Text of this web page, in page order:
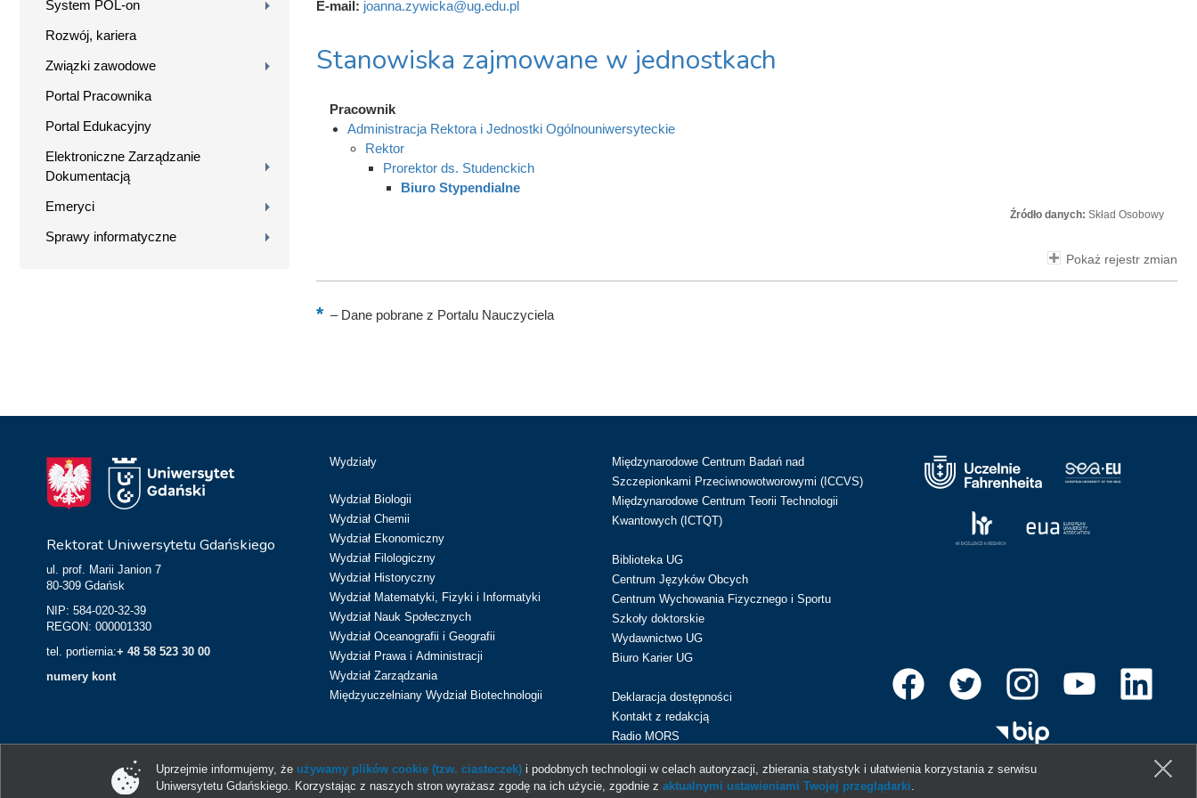
System POL-on
Rozwój, kariera
Związki zawodowe
Portal Pracownika
Portal Edukacyjny
Elektroniczne Zarządzanie
Dokumentacją
Emeryci
Sprawy informatyczne
E-mail: joanna.zywicka@ug.edu.pl
Stanowiska zajmowane w jednostkach
Pracownik
Administracja Rektora i Jednostki Ogólnouniwersyteckie
Rektor
Prorektor ds. Studenckich
Biuro Stypendialne
Źródło danych: Skład Osobowy
Pokaż rejestr zmian
–Dane pobrane z Portalu Nauczyciela
Rektorat Uniwersytetu Gdańskiego
ul. prof. Marii Janion 7
80-309 Gdańsk
NIP: 584-020-32-39
REGON: 000001330
tel. portiernia:+ 48 58 523 30 00
numery kont
Wydziały
Wydział Biologii
Wydział Chemii
Wydział Ekonomiczny
Wydział Filologiczny
Wydział Historyczny
Wydział Matematyki, Fizyki i Informatyki
Wydział Nauk Społecznych
Wydział Oceanografii i Geografii
Wydział Prawa i Administracji
Wydział Zarządzania
Międzyuczelniany Wydział Biotechnologii
Międzynarodowe Centrum Badań nad
Szczepionkami Przeciwnowotworowymi (ICCVS)
Międzynarodowe Centrum Teorii Technologii
Kwantowych (ICTQT)
Biblioteka UG
Centrum Języków Obcych
Centrum Wychowania Fizycznego i Sportu
Szkoły doktorskie
Wydawnictwo UG
Biuro Karier UG
Deklaracja dostępności
Kontakt z redakcją
Radio MORS
© 2013-2026 Uniwersytet Gdański
Uprzejmie informujemy, że używamy plików cookie (tzw. ciasteczek)i podobnych technologii w celach autoryzacji, zbierania statystyk i ułatwienia korzystania z serwisu
Uniwersytetu Gdańskiego. Korzystając z naszych stron wyrażasz zgodę na ich użycie, zgodnie z aktualnymi ustawieniami Twojej przeglądarki.